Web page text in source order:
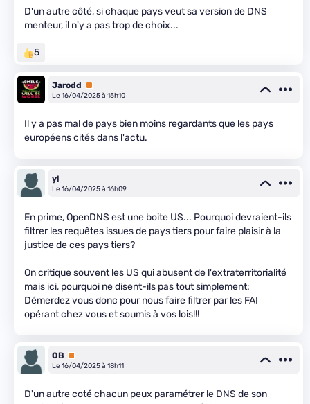
D'un autre côté, si chaque pays veut sa version de DNS
menteur, il n'y a pas trop de choix...
5
Jarodd
Premium
Le 16/04/2025 à 15h10
Il y a pas mal de pays bien moins regardants que les pays
européens cités dans l'actu.
yl
Le 16/04/2025 à 16h09
En prime, OpenDNS est une boite US... Pourquoi devraient-ils
filtrer les requêtes issues de pays tiers pour faire plaisir à la
justice de ces pays tiers?
On critique souvent les US qui abusent de l'extraterritorialité
mais ici, pourquoi ne disent-ils pas tout simplement:
Démerdez vous donc pour nous faire filtrer par les FAI
opérant chez vous et soumis à vos lois!!!
OB Premium
Le 16/04/2025 à 18h11
D'un autre coté chacun peux paramétrer le DNS de son